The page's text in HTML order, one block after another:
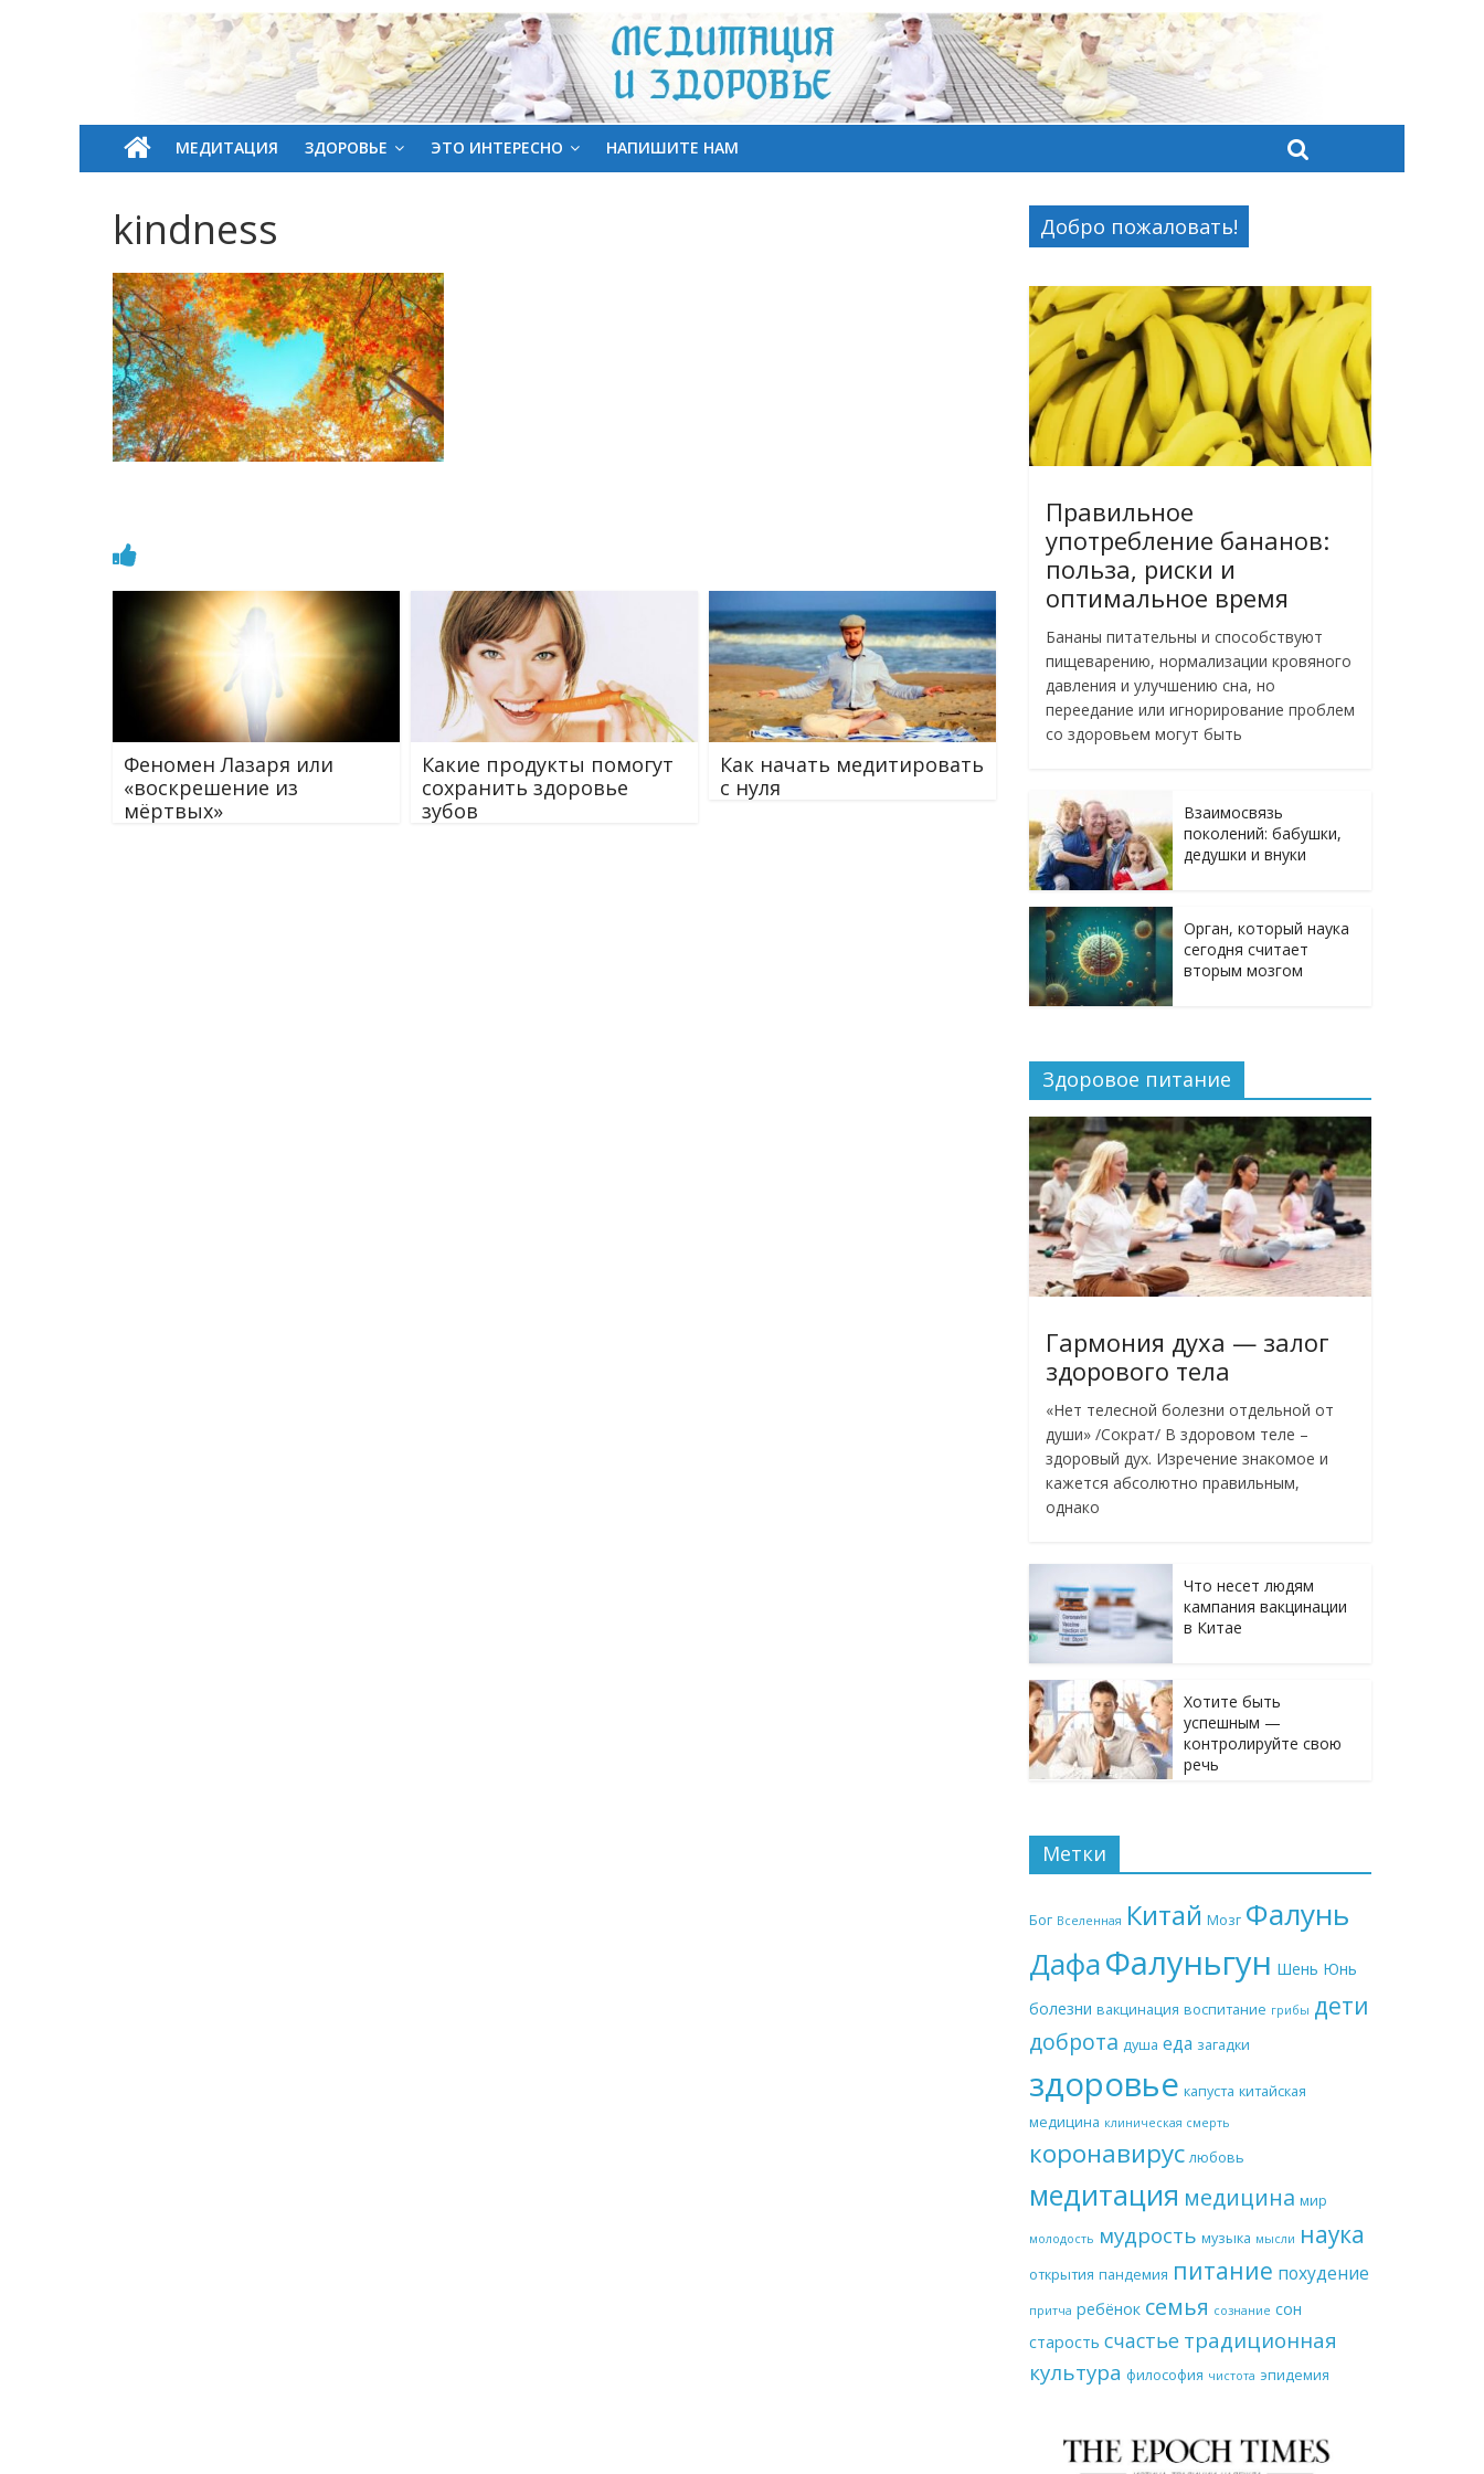
МЕДИТАЦИЯ ЗДОРОВЬЕ ЭТО ИНТЕРЕСНО НАПИШИТЕ НАМ
kindness
Феномен Лазаря или
«воскрешение из
мёртвых»
Какие продукты помогут
сохранить здоровье
зубов
Как начать медитировать
с нуля
Добро пожаловать!
Правильное
употребление бананов:
польза, риски и
оптимальное время
Бананы питательны и способствуют
пищеварению, нормализации кровяного
давления и улучшению сна, но
переедание или игнорирование проблем
со здоровьем могут быть
Взаимосвязь
поколений: бабушки,
дедушки и внуки
Орган, который наука
сегодня считает
вторым мозгом
Здоровое питание
Гармония духа — залог
здорового тела
«Нет телесной болезни отдельной от
души» /Сократ/ В здоровом теле –
здоровый дух. Изречение знакомое и
кажется абсолютно правильным,
однако
Что несет людям
кампания вакцинации
в Китае
Хотите быть
успешным —
контролируйте свою
речь
Метки
Бог Вселенная Китай Мозг Фалунь
ДафаФалуньгун Шень Юнь
болезни вакцинация воспитание грибы дети
доброта душа еда загадки
здоровье капуста китайская
медицина клиническая смерть
коронавирус любовь
медитация медицина мир
молодость мудрость музыка мысли наука
открытия пандемия питание похудение
притча ребёнок семья сознание сон
старость счастье традиционная
культура философия чистота эпидемия